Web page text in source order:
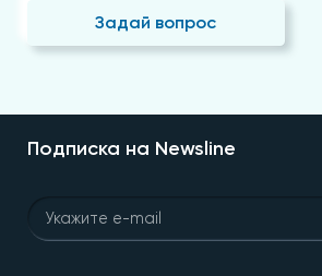
Задай вопрос
Подписка на Newsline